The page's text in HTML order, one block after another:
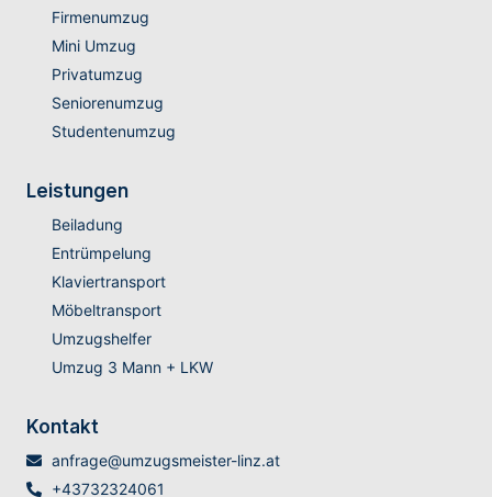
Firmenumzug
Mini Umzug
Privatumzug
Seniorenumzug
Studentenumzug
Leistungen
Beiladung
Entrümpelung
Klaviertransport
Möbeltransport
Umzugshelfer
Umzug 3 Mann + LKW
Kontakt
anfrage@umzugsmeister-linz.at
+43732324061